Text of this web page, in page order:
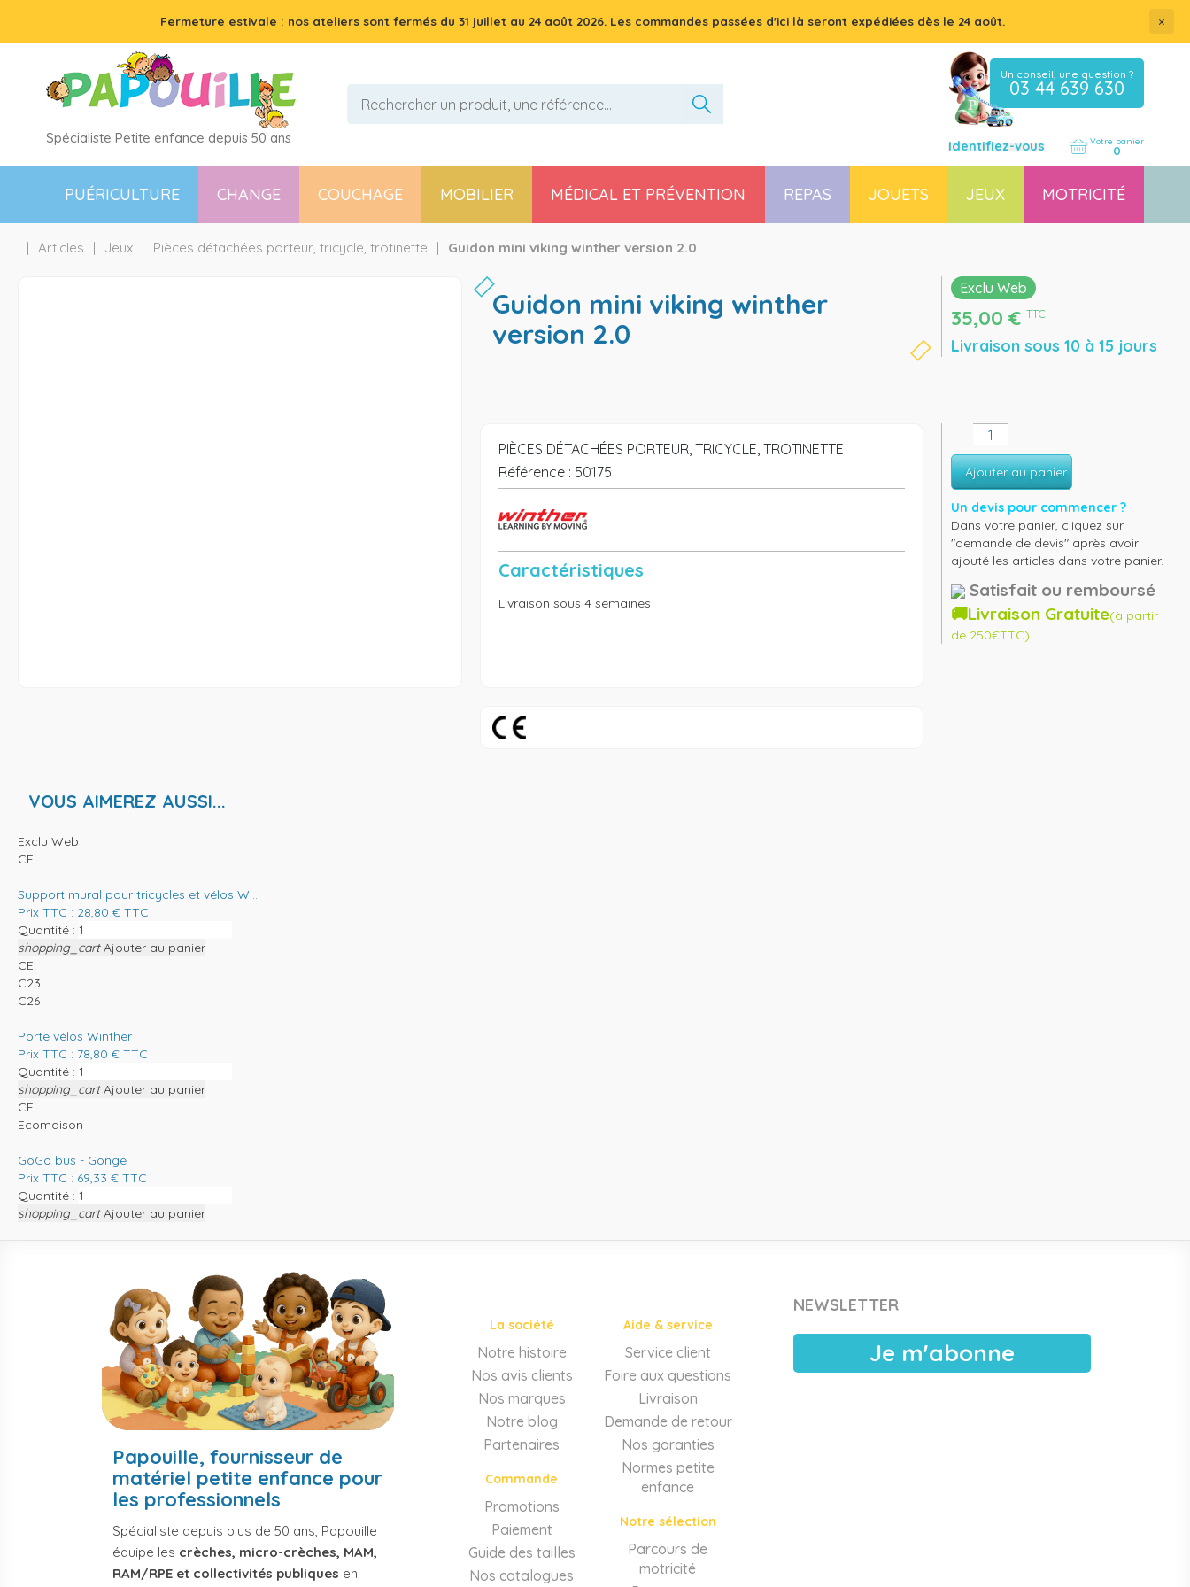
Fermeture estivale : nos ateliers sont fermés du 31 juillet au 24 août 2026. Les commandes passées d'ici là seront expédiées dès le 24 août. ×
Spécialiste Petite enfance depuis 50 ans
Un conseil, une question ?
03 44 639 630
Identifiez-vous Votre panier
0
PUÉRICULTURE CHANGE COUCHAGE MOBILIER MÉDICAL ET PRÉVENTION REPAS JOUETS JEUX MOTRICITÉ
Articles Jeux Pièces détachées porteur, tricycle, trotinette Guidon mini viking winther version 2.0
guidon mini viking winther
version 2.0
Exclu Web
35,00€ TTC
Livraison sous 10 à 15 jours
PIÈCES DÉTACHÉES PORTEUR, TRICYCLE, TROTINETTE
Référence : 50175
Caractéristiques
Livraison sous 4 semaines
Ajouter au panier
Un devis pour commencer ?
Dans votre panier, cliquez sur
"demande de devis" après avoir
ajouté les articles dans votre panier.
Satisfait ou remboursé
🚚Livraison Gratuite(à partir
de 250€TTC)
VOUS AIMEREZ AUSSI...
Exclu Web
CE
Support mural pour tricycles et vélos Wi...
Prix TTC : 28,80 € TTC
Quantité :
shopping_cart Ajouter au panier
CE
C23
C26
Porte vélos Winther
Prix TTC : 78,80 € TTC
Quantité :
shopping_cart Ajouter au panier
CE
Ecomaison
GoGo bus - Gonge
Prix TTC : 69,33 € TTC
Quantité :
shopping_cart Ajouter au panier
Papouille, fournisseur de
matériel petite enfance pour
les professionnels
Spécialiste depuis plus de 50 ans, Papouille
équipe les crèches, micro-crèches, MAM,
RAM/RPE et collectivités publiques en
La société
Notre histoire
Nos avis clients
Nos marques
Notre blog
Partenaires
Commande
Promotions
Paiement
Guide des tailles
Nos catalogues
Aide & service
Service client
Foire aux questions
Livraison
Demande de retour
Nos garanties
Normes petite
enfance
Notre sélection
Parcours de
motricité
NEWSLETTER
Je m'abonne